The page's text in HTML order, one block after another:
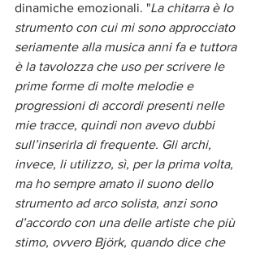
dinamiche emozionali. "La chitarra è lo
strumento con cui mi sono approcciato
seriamente alla musica anni fa e tuttora
è la tavolozza che uso per scrivere le
prime forme di molte melodie e
progressioni di accordi presenti nelle
mie tracce, quindi non avevo dubbi
sull’inserirla di frequente. Gli archi,
invece, li utilizzo, sì, per la prima volta,
ma ho sempre amato il suono dello
strumento ad arco solista, anzi sono
d’accordo con una delle artiste che più
stimo, ovvero Björk, quando dice che